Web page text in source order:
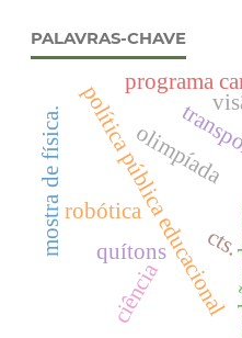
PALAVRAS-CHAVE
olimpíada
política pública educacional
programa
quítons
robótica
mostra de física. cts.
ciência